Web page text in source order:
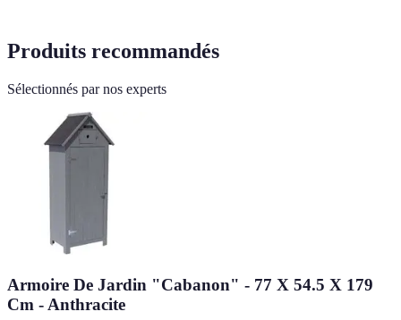
Produits recommandés
Sélectionnés par nos experts
Armoire De Jardin "Cabanon" - 77 X 54.5 X 179
Cm - Anthracite